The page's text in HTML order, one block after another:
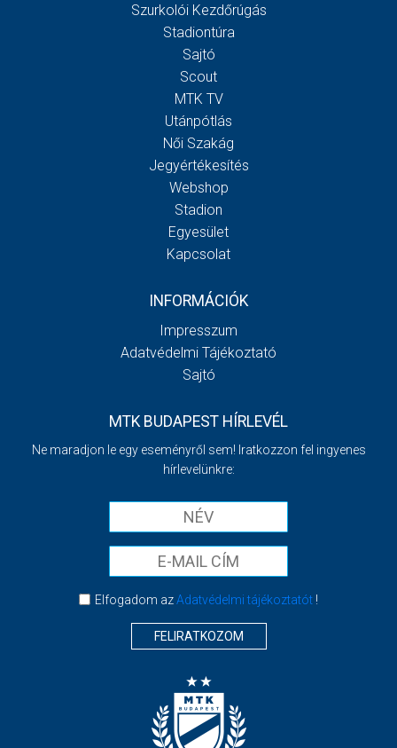
Szurkolói Kezdőrúgás
Stadiontúra
Sajtó
Scout
MTK TV
Utánpótlás
Női Szakág
Jegyértékesítés
Webshop
Stadion
Egyesület
Kapcsolat
INFORMÁCIÓK
Impresszum
Adatvédelmi Tájékoztató
Sajtó
MTK BUDAPEST HÍRLEVÉL
Ne maradjon le egy eseményről sem! Iratkozzon fel ingyenes
hírlevelünkre:
Elfogadom azAdatvédelmi tájékoztatót!
FELIRATKOZOM